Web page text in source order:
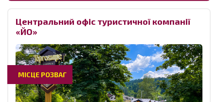
Центральний офіс туристичної компанії
«ЙО»
МІСЦЕ РОЗВАГ